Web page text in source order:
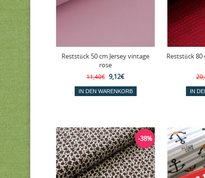
Reststück 50 cm Jersey vintage
rose
11,40€ 9,12€
Reststück
-38%